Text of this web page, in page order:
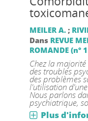
MEILER A.;
Dans REVUE
ROMANDE (n°
Chez la
des troubles
des problèmes
l'utilisation
Nous parlons
psychiatrique,
Plus